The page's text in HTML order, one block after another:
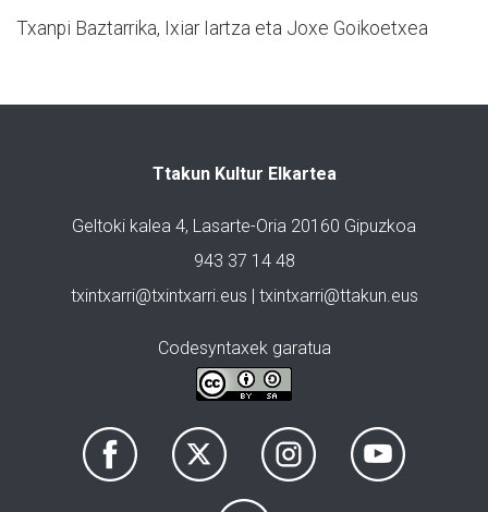
Txanpi Baztarrika, Ixiar Iartza eta Joxe Goikoetxea
Ttakun Kultur Elkartea
Geltoki kalea 4, Lasarte-Oria 20160 Gipuzkoa
943 37 14 48
txintxarri@txintxarri.eus | txintxarri@ttakun.eus
Codesyntaxek garatua